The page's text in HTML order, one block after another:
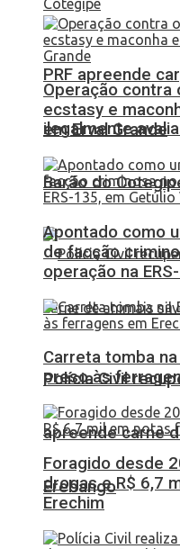
PRF apreende
ilegalmente
Barão do
Polícia Civil
apreende carne
Erebango
Operação contra
ecstasy e
em Erval Grande
Apontado como
de facção
operação na
Carreta tomba
preso às
Foragido desde
drogas e R$ 6,7
Erechim